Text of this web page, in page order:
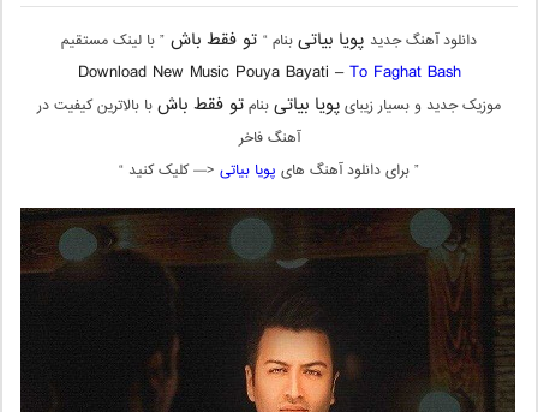
دانلود آهنگ جدید پویا بیاتیبنام “ تو فقط باش ” با لینک مستقیم
Download New Music Pouya Bayati –To Faghat Bash
موزیک جدید و بسیار زیبایپویا بیاتیبنامتو فقط باشبا بالاترین کیفیت در
آهنگ فاخر
” برای دانلود آهنگ های پویا بیاتی <— کلیک کنید “